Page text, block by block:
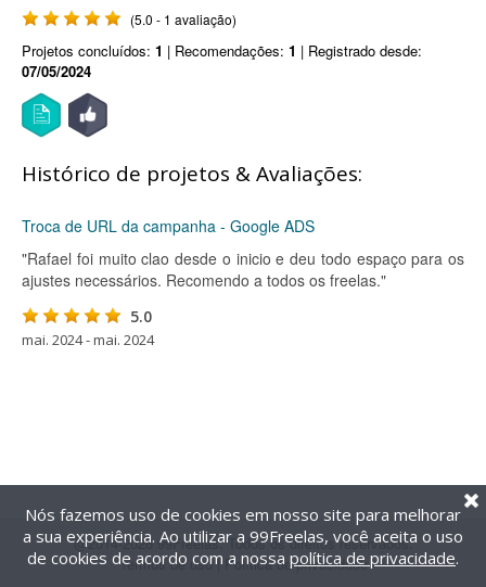
(5.0 - 1 avaliação)
Projetos concluídos: 1 | Recomendações: 1 | Registrado desde:
07/05/2024
Histórico de projetos & Avaliações:
Troca de URL da campanha - Google ADS
"Rafael foi muito clao desde o inicio e deu todo espaço para os
ajustes necessários. Recomendo a todos os freelas."
5.0
mai. 2024 - mai. 2024
@2014-2026 99Freelas. Todos os direitos reservados.
Termos de uso| Política de privacidade
Nós fazemos uso de cookies em nosso site para melhorar
a sua experiência. Ao utilizar a 99Freelas, você aceita o uso
de cookies de acordo com a nossa política de privacidade.